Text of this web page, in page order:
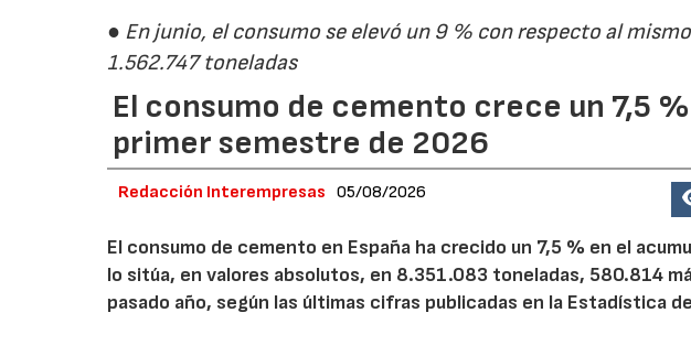
● En junio, el consumo se elevó un 9 % con respecto al
1.562.747 toneladas
El consumo de cemento crece un 7,5
primer semestre de 2026
Redacción Interempresas 05/08/2026
El consumo de cemento en España ha crecido un 7,5 % en el
lo sitúa, en valores absolutos, en 8.351.083 toneladas, 580.814
pasado año, según las últimas cifras publicadas en la Estadística